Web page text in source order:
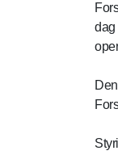
dag